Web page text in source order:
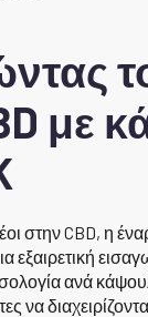
με
στην CBD, η
εξαιρετική
ανά
να